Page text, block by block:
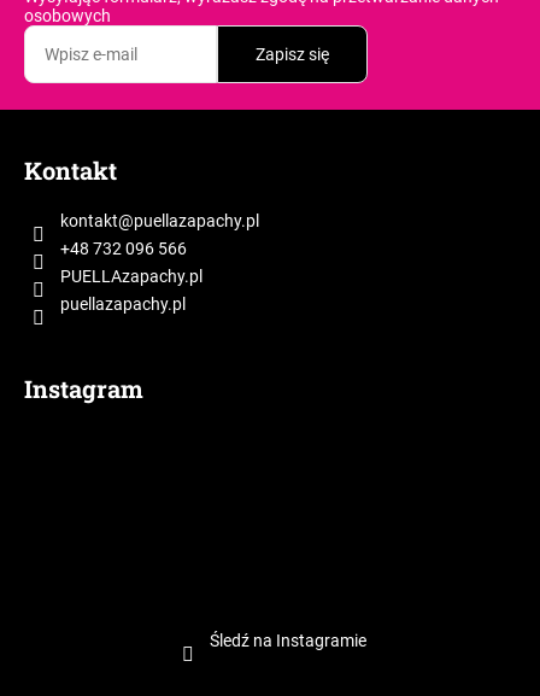
osobowych
Zapisz się
Kontakt
kontakt@puellazapachy.pl
+48 732 096 566
PUELLAzapachy.pl
puellazapachy.pl
Instagram
Śledź na Instagramie